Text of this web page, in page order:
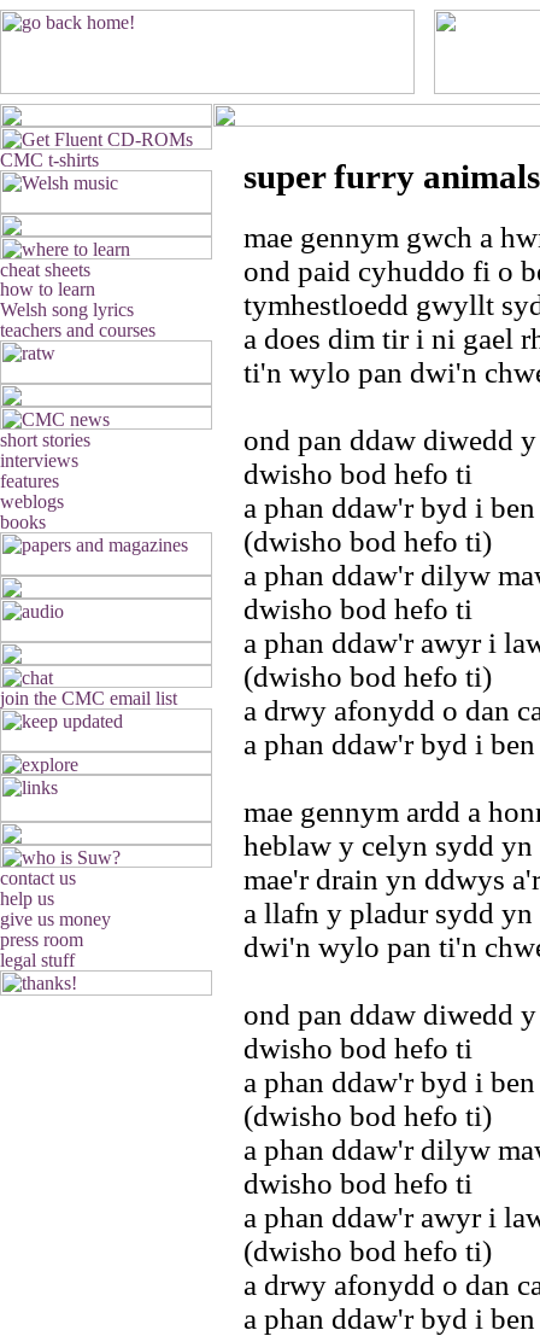
super furry
mae gennym gwch a
ond paid cyhuddo fi o
tymhestloedd gwyllt
a does dim tir i ni gael
ti'n wylo pan dwi'n
ond pan ddaw diwedd
dwisho bod hefo ti
a phan ddaw'r byd i ben
(dwisho bod hefo ti)
a phan ddaw'r dilyw
dwisho bod hefo ti
a phan ddaw'r awyr i
(dwisho bod hefo ti)
a drwy afonydd o dan
a phan ddaw'r byd i ben
mae gennym ardd a
heblaw y celyn sydd
mae'r drain yn ddwys
a llafn y pladur sydd
dwi'n wylo pan ti'n
ond pan ddaw diwedd
dwisho bod hefo ti
a phan ddaw'r byd i ben
(dwisho bod hefo ti)
a phan ddaw'r dilyw
dwisho bod hefo ti
a phan ddaw'r awyr i
(dwisho bod hefo ti)
a drwy afonydd o dan
a phan ddaw'r byd i ben